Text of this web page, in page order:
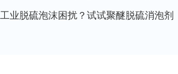
工业脱硫泡沫困扰？试试聚醚脱硫消泡剂